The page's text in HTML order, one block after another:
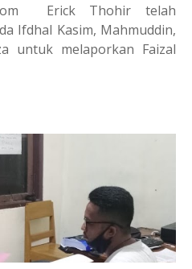
Erick Thohir telah
Ifdhal Kasim, Mahmuddin,
untuk melaporkan Faizal